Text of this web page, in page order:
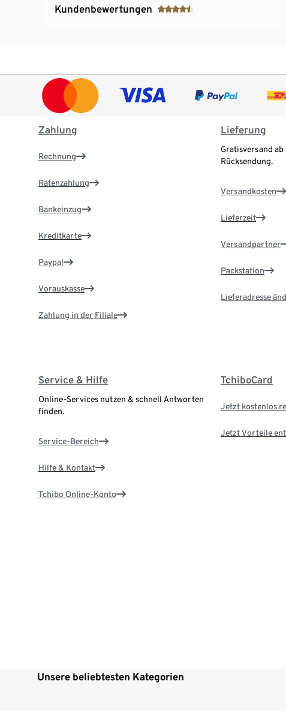
Kundenbewertungen
Zahlung
Rechnung
Ratenzahlung
Bankeinzug
Kreditkarte
Paypal
Vorauskasse
Zahlung in der Filiale
Lieferung
Gratisversand
Rücksendung.
Versandkosten
Lieferzeit
Versandpartner
Packstation
Lieferadresse
Service & Hilfe
Online-Services nutzen & schnell Antworten
finden.
Service-Bereich
Hilfe & Kontakt
Tchibo Online-Konto
TchiboCard
Jetzt kostenlos
Jetzt Vorteile
Unsere beliebtesten Kategorien